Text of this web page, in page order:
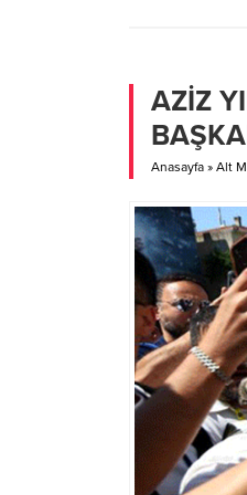
koronavirüsle
getiren...
AZİZ
Anasayfa » Alt